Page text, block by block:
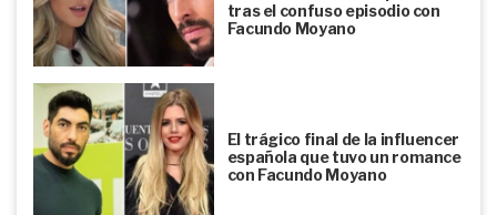
tras el confuso episodio con
Facundo Moyano
El trágico final de la influencer
española que tuvo un romance
con Facundo Moyano